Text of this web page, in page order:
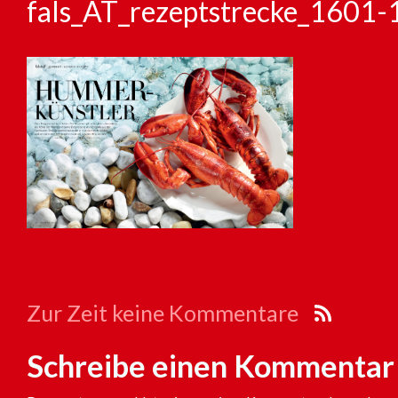
fals_AT_rezeptstrecke_1601-
Zur Zeit keine Kommentare
Schreibe einen Kommentar